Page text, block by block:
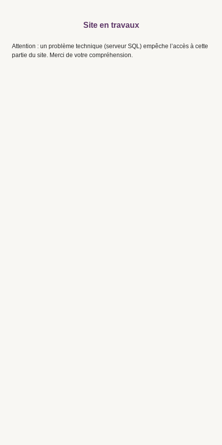
Site en travaux
Attention : un problème technique (serveur SQL) empêche l’accès à cette
partie du site. Merci de votre compréhension.